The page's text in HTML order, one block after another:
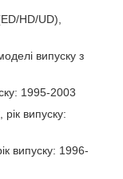
HD/UD),
випуску з
1995-2003
випуску:
випуску: 1996-